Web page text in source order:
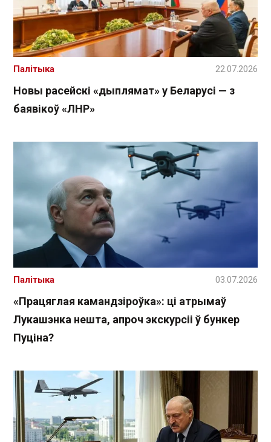
Новы расейскі «дыплямат» у Беларусі — з
баявікоў «ЛНР»
Палітыка 22.07.2026
«Працяглая камандзіроўка»: ці атрымаў
Лукашэнка нешта, апроч экскурсіі ў бункер
Пуціна?
Палітыка 03.07.2026